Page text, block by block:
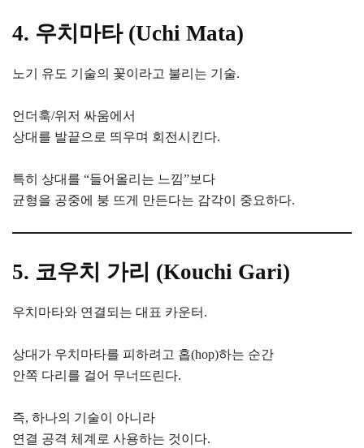
4. 우치마타 (Uchi Mata)
노기 유도 기술의 꽃이라고 불리는 기술.
언더훅/위저 싸움에서
상대를 발끝으로 띄우며 회전시킨다.
특히 상대를 “들어올리는 느낌”보다
균형을 공중에 붕 뜨게 만든다는 감각이 중요하다.
5. 코우치 가리 (Kouchi Gari)
우치마타와 연결되는 대표 카운터.
상대가 우치마타를 피하려고 홉(hop)하는 순간
안쪽 다리를 걸어 무너뜨린다.
즉, 하나의 기술이 아니라
연결 공격 체계로 사용하는 것이다.